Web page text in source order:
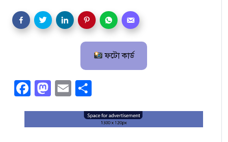
ফটো কার্ড
Facebook
Mastodon
Email